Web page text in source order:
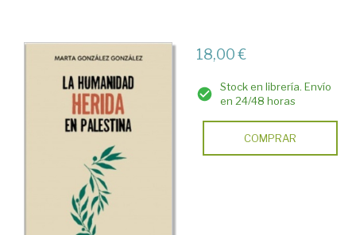
social
Conflicto
social.
Sociología
conflictos
18,00 €
Stock en librería. Envío
en 24/48 horas
COMPRAR